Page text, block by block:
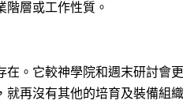
階層或工作性質。
在。它較神學院和週末研討會
就再沒有其他的培育及裝備組